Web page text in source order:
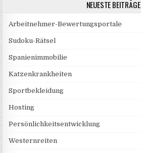
NEUESTE BEITRÄGE
Arbeitnehmer-Bewertungsportale
Sudoku-Rätsel
Spanienimmobilie
Katzenkrankheiten
Sportbekleidung
Hosting
Persönlichkeitsentwicklung
Westernreiten